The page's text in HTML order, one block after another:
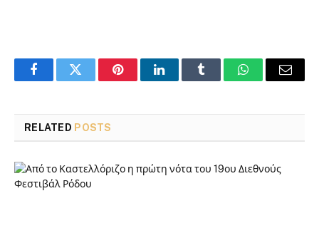
FacebookTwitter PinterestLinkedInTumblr WhatsAppEmail
RELATED POSTS